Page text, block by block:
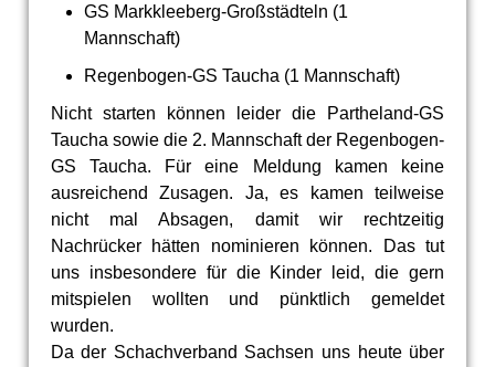
GS Markkleeberg-Großstädteln (1
Mannschaft)
Regenbogen-GS Taucha (1 Mannschaft)
Nicht starten können leider die Partheland-GS
Taucha sowie die 2. Mannschaft der Regenbogen-
GS Taucha. Für eine Meldung kamen keine
ausreichend Zusagen. Ja, es kamen teilweise
nicht mal Absagen, damit wir rechtzeitig
Nachrücker hätten nominieren können. Das tut
uns insbesondere für die Kinder leid, die gern
mitspielen wollten und pünktlich gemeldet
wurden.
Da der Schachverband Sachsen uns heute über